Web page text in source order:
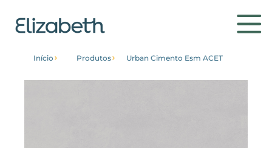
Produtos
Início Produtos Urban Cimento Esm ACET